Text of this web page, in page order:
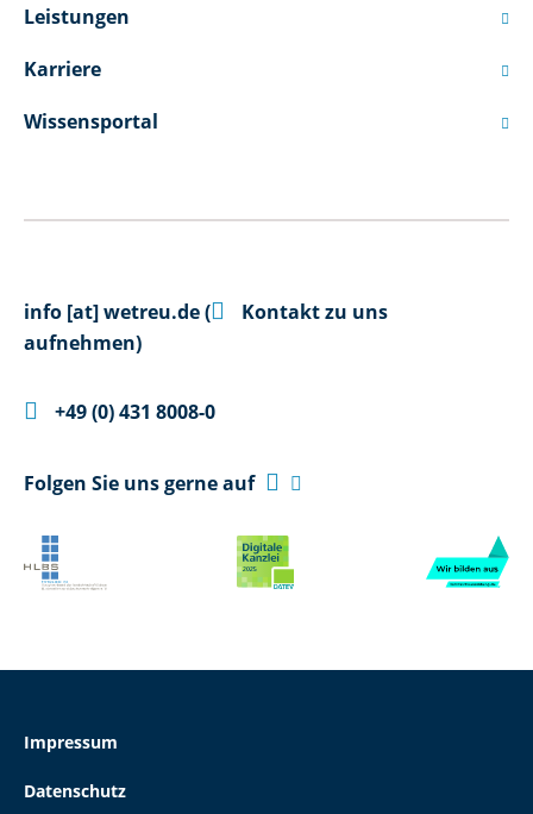
Leistungen 
Karriere 
Wissensportal 
info [at]wetreu.de(
Kontakt zu uns
aufnehmen)
 +49 (0) 431 8008-0
Folgen Sie uns gerne auf  
Impressum
Datenschutz